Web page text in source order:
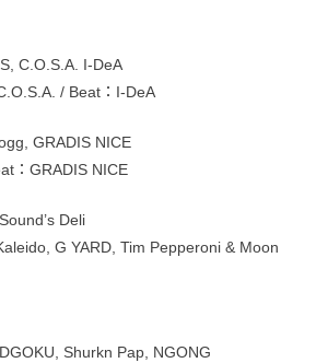
C.O.S.A. I-DeA
/ Beat：I-DeA
GRADIS NICE
：GRADIS NICE
Deli
G YARD, Tim Pepperoni & Moon
Shurkn Pap, NGONG